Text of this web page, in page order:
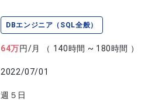
DBエンジニア（SQL全般）
64万円/月 （ 140時間 ~ 180時間 ）
2022/07/01
週５日